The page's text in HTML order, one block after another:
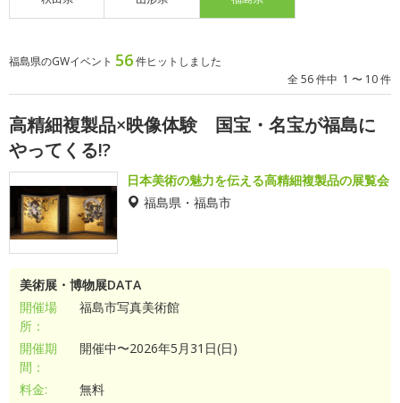
福島県のGWイベント 56件ヒットしました
全 56 件中 1 〜 10 件
高精細複製品×映像体験 国宝・名宝が福島に
やってくる!?
日本美術の魅力を伝える高精細複製品の展覧会
福島県・福島市
美術展・博物展DATA
開催場
所：
福島市写真美術館
開催期
間：
開催中〜2026年5月31日(日)
料金: 無料